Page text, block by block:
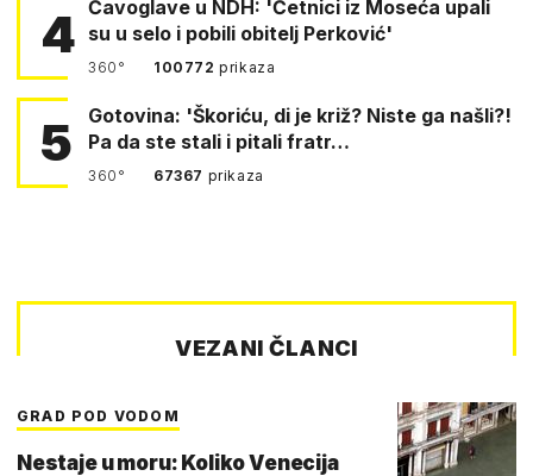
4 Čavoglave u NDH: 'Četnici iz Moseća upali
su u selo i pobili obitelj Perković'
360° 100772prikaza
5
Gotovina: 'Škoriću, di je križ? Niste ga našli?!
Pa da ste stali i pitali fratr…
360° 67367 prikaza
VEZANI ČLANCI
GRAD POD VODOM
Nestaje u moru: Koliko Venecija